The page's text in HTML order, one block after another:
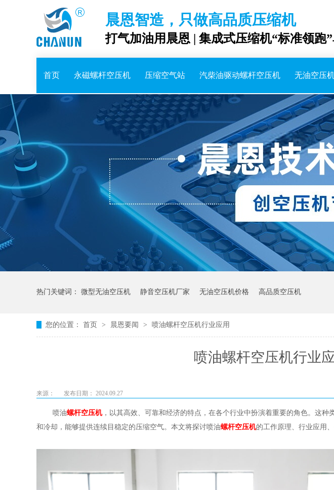
晨恩智造，只做高品质压缩机
打气加油用晨恩 | 集成式压缩机“标准领跑
首页 永磁螺杆空压机 压缩空气站 汽柴油驱动螺杆空压机 无油空压
热门关键词： 微型无油空压机 静音空压机厂家 无油空压机价格 高品质空压机
您的位置： 首页 > 晨恩要闻 > 喷油螺杆空压机行业应用
喷油螺杆空压机行业
来源： 发布日期： 2024.09.27
喷油螺杆空压机，以其高效、可靠和经济的特点，在各个行业中扮演着重要的角色。这种
和冷却，能够提供连续目稳定的压缩空气。本文将探讨喷油螺杆空压机的工作原理、行业应用